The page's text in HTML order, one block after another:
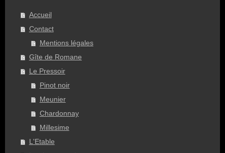
Accueil
Contact
Mentions légales
Gîte de Romane
Le Pressoir
Pinot noir
Meunier
Chardonnay
Millesime
L'Etable